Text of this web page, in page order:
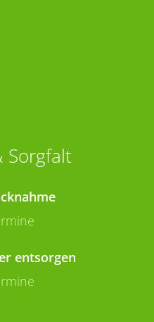
Sorgfalt
entsorgen